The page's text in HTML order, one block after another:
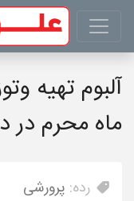
آلبوم تهیه
ماه محرم در
رده: پرورشی